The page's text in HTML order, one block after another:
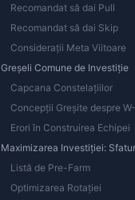
Recomandat să dai Pull
Recomandat să dai Skip
Considerații Meta Viitoare
Greșeli Comune de Investiție
Capcana Constelațiilor
Concepții Greșite despre
Erori în Construirea Echipei
Maximizarea Investiției:
Listă de Pre-Farm
Optimizarea Rotației